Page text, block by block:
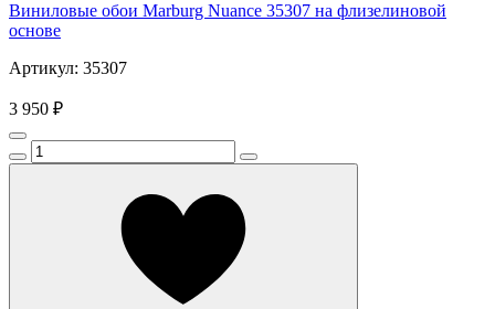
Виниловые обои Marburg Nuance 35307 на флизелиновой
основе
Артикул: 35307
3 950 ₽